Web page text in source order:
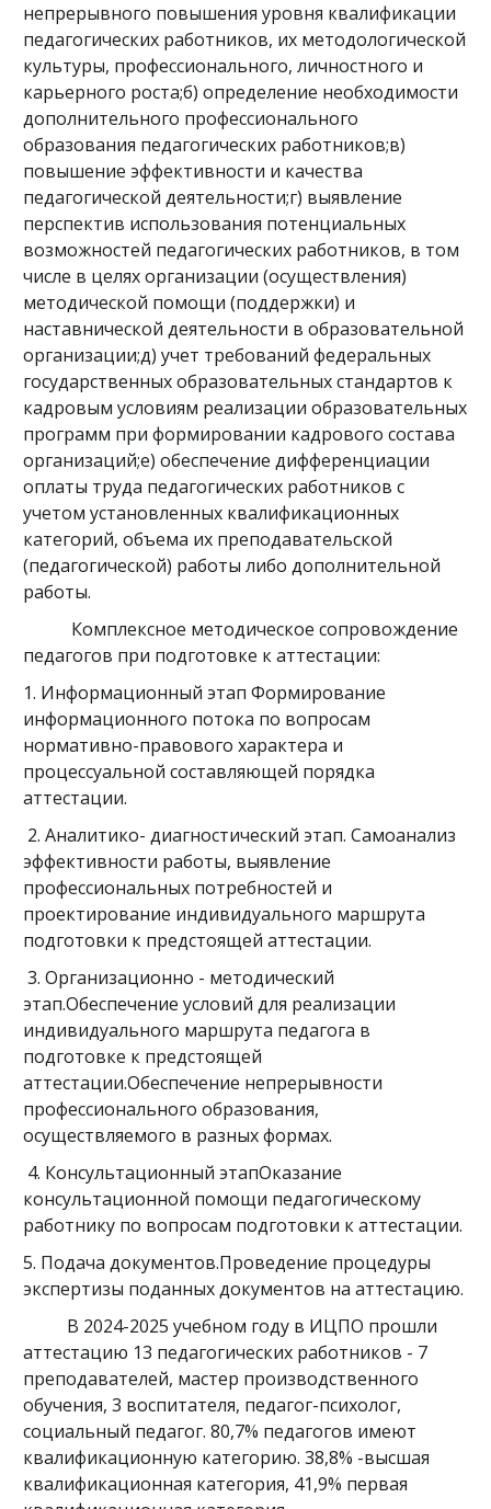
непрерывного повышения уровня квалификации
педагогических работников, их методологической
культуры, профессионального, личностного и
карьерного роста;б) определение необходимости
дополнительного профессионального
образования педагогических работников;в)
повышение эффективности и качества
педагогической деятельности;г) выявление
перспектив использования потенциальных
возможностей педагогических работников, в том
числе в целях организации (осуществления)
методической помощи (поддержки) и
наставнической деятельности в образовательной
организации;д) учет требований федеральных
государственных образовательных стандартов к
кадровым условиям реализации образовательных
программ при формировании кадрового состава
организаций;е) обеспечение дифференциации
оплаты труда педагогических работников с
учетом установленных квалификационных
категорий, объема их преподавательской
(педагогической) работы либо дополнительной
работы.
Комплексное методическое сопровождение
педагогов при подготовке к аттестации:
1. Информационный этап Формирование
информационного потока по вопросам
нормативно-правового характера и
процессуальной составляющей порядка
аттестации.
2. Аналитико- диагностический этап. Самоанализ
эффективности работы, выявление
профессиональных потребностей и
проектирование индивидуального маршрута
подготовки к предстоящей аттестации.
3. Организационно - методический
этап.Обеспечение условий для реализации
индивидуального маршрута педагога в
подготовке к предстоящей
аттестации.Обеспечение непрерывности
профессионального образования,
осуществляемого в разных формах.
4. Консультационный этапОказание
консультационной помощи педагогическому
работнику по вопросам подготовки к аттестации.
5. Подача документов.Проведение процедуры
экспертизы поданных документов на аттестацию.
В 2024-2025 учебном году в ИЦПО прошли
аттестацию 13 педагогических работников - 7
преподавателей, мастер производственного
обучения, 3 воспитателя, педагог-психолог,
социальный педагог. 80,7% педагогов имеют
квалификационную категорию. 38,8% -высшая
квалификационная категория, 41,9% первая